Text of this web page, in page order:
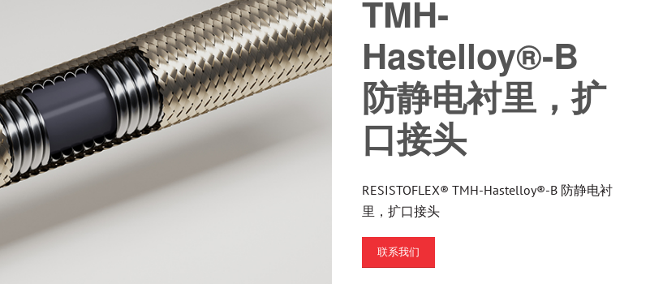
TMH-
Hastelloy®-B
防静电衬里，扩
口接头
RESISTOFLEX® TMH-Hastelloy®-B 防静电衬
里，扩口接头
联系我们